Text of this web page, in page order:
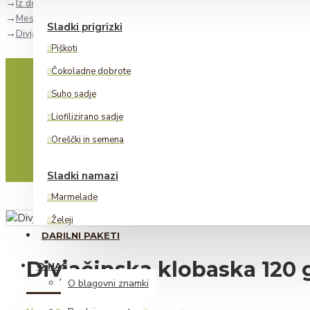
Sladki prigrizki
Piškoti
Čokoladne dobrote
Suho sadje
Liofilizirano sadje
Oreščki in semena
Sladki namazi
Marmelade
Želeji
Lešnikovi namazi
Alkoholne pijače
DARILNI PAKETI
O NAS
O blagovni znamki
Iz dolenjskega hladilnika
Mesnine
Divjačinska klobaska 120 g
Divjačinska klobaska 120